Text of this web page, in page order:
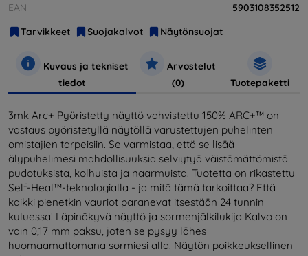
EAN
5903108352512
Tarvikkeet
Suojakalvot Näytönsuojat
Kuvaus ja tekniset
tiedot
Arvostelut
(0)
Tuotepaketti
3mk Arc+ Pyöristetty näyttö vahvistettu 150% ARC+™ on
vastaus pyöristetyllä näytöllä varustettujen puhelinten
omistajien tarpeisiin. Se varmistaa, että se lisää
älypuhelimesi mahdollisuuksia selviytyä väistämättömistä
pudotuksista, kolhuista ja naarmuista. Tuotetta on rikastettu
Self-Heal™-teknologialla - ja mitä tämä tarkoittaa? Että
kaikki pienetkin vauriot paranevat itsestään 24 tunnin
kuluessa! Läpinäkyvä näyttö ja sormenjälkilukija Kalvo on
vain 0,17 mm paksu, joten se pysyy lähes
huomaamattomana sormiesi alla. Näytön poikkeuksellinen